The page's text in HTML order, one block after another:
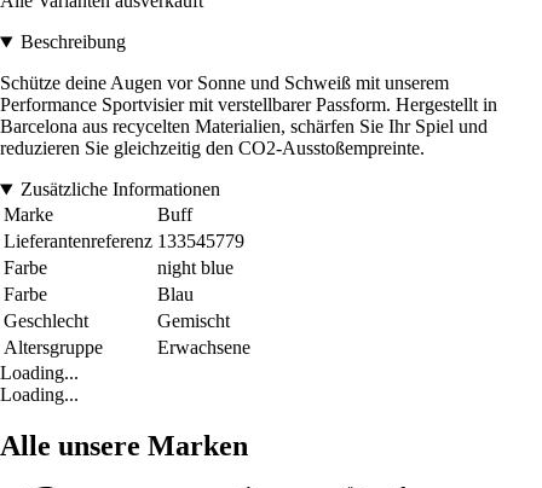
Beschreibung
Schütze deine Augen vor Sonne und Schweiß mit unserem
Performance Sportvisier mit verstellbarer Passform. Hergestellt in
Barcelona aus recycelten Materialien, schärfen Sie Ihr Spiel und
reduzieren Sie gleichzeitig den CO2-Ausstoßempreinte.
Zusätzliche Informationen
Marke
Buff
Lieferantenreferenz 133545779
Farbe
night blue
Farbe
Blau
Geschlecht
Gemischt
Altersgruppe
Erwachsene
Loading...
Loading...
Alle unsere Marken